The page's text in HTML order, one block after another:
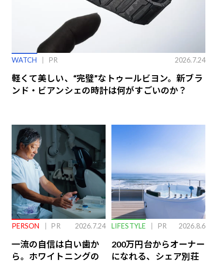
WATCH PR 2026.7.24
軽くて美しい、“完璧”なトゥールビヨン。新ブラ
ンド・ビアンシェの時計は何がすごいのか？
PERSON PR 2026.7.24
一流の自信は白い歯か
ら。ホワイトニングの
LIFESTYLE PR 2026.8.6
200万円台からオーナー
になれる、シェア別荘